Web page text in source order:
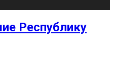
Республику